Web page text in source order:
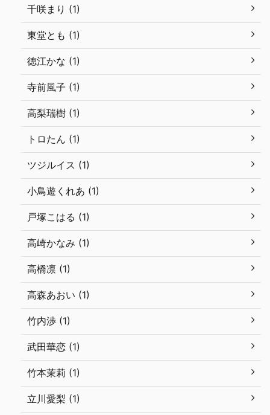
千咲まり (1)
東堂とも (1)
徳江かな (1)
寺前風子 (1)
高梨瑞樹 (1)
トロたん (1)
ツジルイス (1)
小鳥遊くれあ (1)
戸塚こはる (1)
高崎かなみ (1)
高橋凛 (1)
高森あおい (1)
竹内渉 (1)
武田華恋 (1)
竹本茉莉 (1)
立川愛梨 (1)